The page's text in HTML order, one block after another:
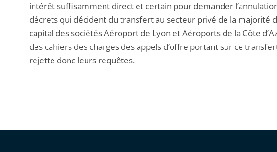
intérêt suffisamment direct et certain pour demander
décrets qui décident du transfert au secteur privé de la majorité
capital des sociétés Aéroport de Lyon et Aéroports de la Côte
des cahiers des charges des appels d’offre portant sur ce
rejette donc leurs requêtes.